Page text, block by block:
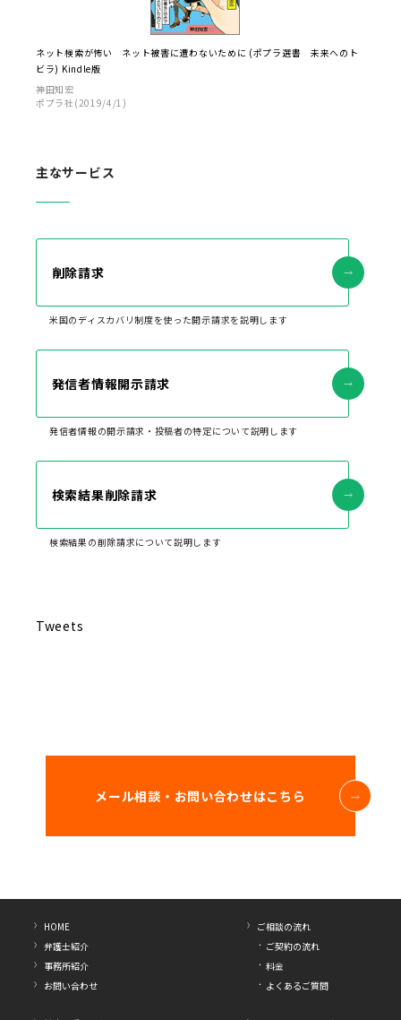
ネット検索が怖い ネット被害に遭わないために (ポプラ選書 未来へのト
ビラ) Kindle版
神田知宏
ポプラ社(2019/4/1)
主なサービス
削除請求
米国のディスカバリ制度を使った開示請求を説明します
発信者情報開示請求
発信者情報の開示請求・投稿者の特定について説明します
検索結果削除請求
検索結果の削除請求について説明します
Tweets
メール相談・お問い合わせはこちら
HOME
弁護士紹介
事務所紹介
お問い合わせ
ご相談の流れ
ご契約の流れ
料金
よくあるご質問